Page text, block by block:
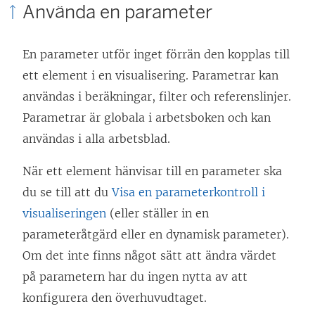
Använda en parameter
En parameter utför inget förrän den kopplas till
ett element i en visualisering. Parametrar kan
användas i beräkningar, filter och referenslinjer.
Parametrar är globala i arbetsboken och kan
användas i alla arbetsblad.
När ett element hänvisar till en parameter ska
du se till att duVisa en parameterkontroll i
visualiseringen (eller ställer in en
parameteråtgärd eller en dynamisk parameter).
Om det inte finns något sätt att ändra värdet
på parametern har du ingen nytta av att
konfigurera den överhuvudtaget.